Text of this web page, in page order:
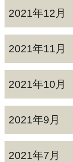
2021年12月
2021年11月
2021年10月
2021年9月
2021年7月